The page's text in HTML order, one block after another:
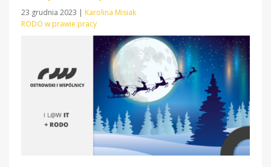
23 grudnia 2023 | Karolina Misiak
RODO w prawie pracy